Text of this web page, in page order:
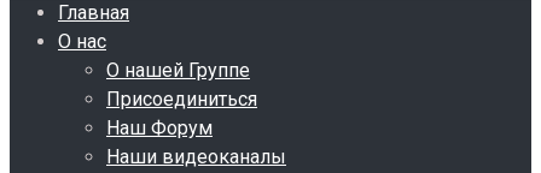
Главная
О нас
О нашей Группе
Присоединиться
Наш Форум
Наши видеоканалы